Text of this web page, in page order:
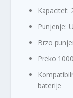
Kapacitet:
Punjenje:
Brzo
Preko
baterije